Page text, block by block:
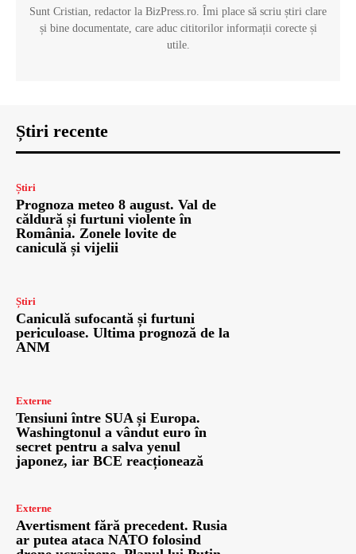
Sunt Cristian, redactor la BizPress.ro. Îmi place să scriu știri clare
și bine documentate, care aduc cititorilor informații corecte și
utile.
Știri recente
Știri
Prognoza meteo 8 august. Val de
căldură și furtuni violente în
România. Zonele lovite de
caniculă și vijelii
Știri
Caniculă sufocantă și furtuni
periculoase. Ultima prognoză de la
ANM
Externe
Tensiuni între SUA și Europa.
Washingtonul a vândut euro în
secret pentru a salva yenul
japonez, iar BCE reacționează
Externe
Avertisment fără precedent. Rusia
ar putea ataca NATO folosind